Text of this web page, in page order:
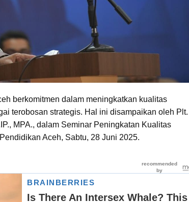
berkomitmen dalam meningkatkan kualitas
terobosan strategis. Hal ini disampaikan oleh Plt.
MPA., dalam Seminar Peningkatan Kualitas
Aceh, Sabtu, 28 Juni 2025.